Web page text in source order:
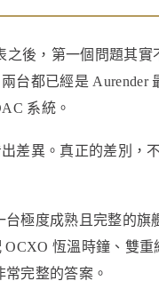
之後，第一個問題其
台都已經是
系統。
差異。真正的差別，
台極度成熟且完整的
恆溫時鐘、雙
完整的答案。